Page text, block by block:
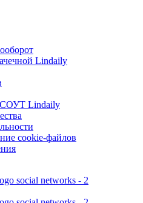
Lindaily
СОУТ Lindaily
cookie-файлов